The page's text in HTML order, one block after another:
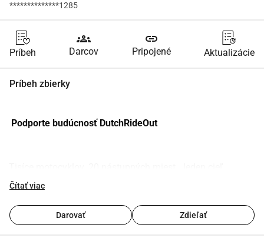
**************1285
Príbeh
groups
Darcov
link
Pripojené Aktualizácie
Príbeh zbierky
Podporte budúcnosť DutchRideOut
Tento rok sme spoločne napísali históriu s Mega Ride Out
a atmosféru, na ktorú nikto nezabudne.
Čítať viac
Darovať Zdieľať